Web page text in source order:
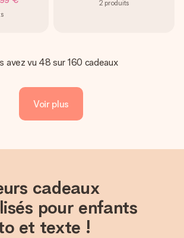
2 produits
avez vu 48 sur 160 cadeaux
Voir plus
cadeaux
pour enfants
et texte !